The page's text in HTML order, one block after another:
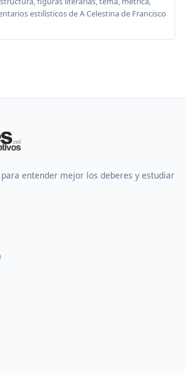
estilísticos de A Celestina de Francisco
para entender mejor los deberes y estudiar